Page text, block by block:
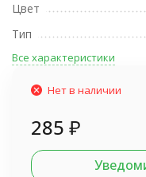
Цвет
Тип
Все характеристики
Нет в наличии
285 ₽